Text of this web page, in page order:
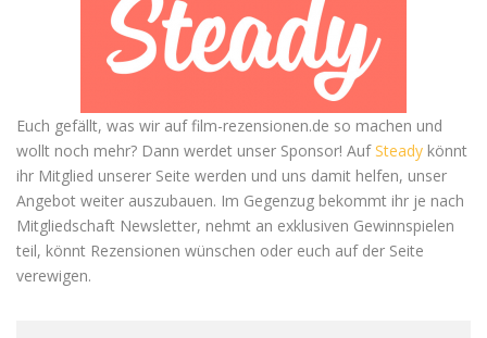
Euch gefällt, was wir auf film-rezensionen.de so machen und
wollt noch mehr? Dann werdet unser Sponsor! AufSteady könnt
ihr Mitglied unserer Seite werden und uns damit helfen, unser
Angebot weiter auszubauen. Im Gegenzug bekommt ihr je nach
Mitgliedschaft Newsletter, nehmt an exklusiven Gewinnspielen
teil, könnt Rezensionen wünschen oder euch auf der Seite
verewigen.